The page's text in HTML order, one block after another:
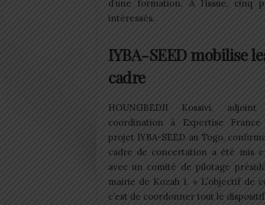
d’une formation. À l’issue, cinq
intéressés.
IYBA-SEED mobilise
cadre
HOUNGBEDJI Kossivi,
coordination à Expertise
projet IYBA-SEED au Togo,
cadre de concertation a été mis
avec un comité de pilotage
mairie de Kozah 1. « L’objectif de
c’est de coordonner tout le dispositif